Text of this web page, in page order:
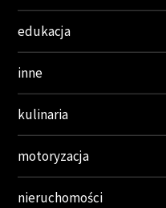
edukacja
inne
kulinaria
motoryzacja
nieruchomości